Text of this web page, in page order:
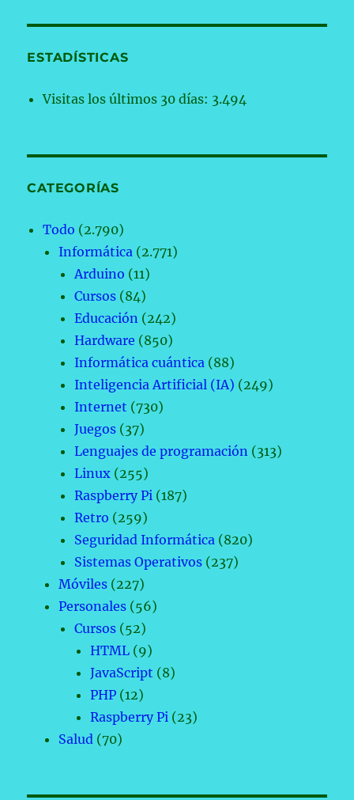
ESTADÍSTICAS
Visitas los últimos 30 días: 3.494
CATEGORÍAS
Todo (2.790)
Informática (2.771)
Arduino (11)
Cursos (84)
Educación (242)
Hardware (850)
Informática cuántica (88)
Inteligencia Artificial (IA) (249)
Internet (730)
Juegos (37)
Lenguajes de programación (313)
Linux (255)
Raspberry Pi (187)
Retro (259)
Seguridad Informática (820)
Sistemas Operativos (237)
Móviles (227)
Personales (56)
Cursos (52)
HTML (9)
JavaScript (8)
PHP (12)
Raspberry Pi (23)
Salud (70)